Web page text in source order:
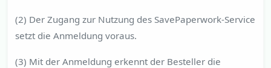
(2) Der Zugang zur Nutzung des SavePaperwork-Service
setzt die Anmeldung voraus.
(3) Mit der Anmeldung erkennt der Besteller die